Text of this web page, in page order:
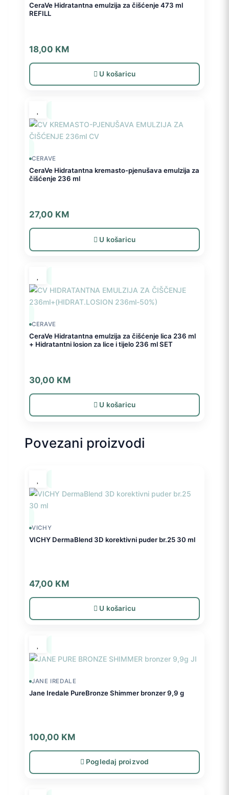
CeraVe Hidratantna emulzija za čišćenje 473 ml
REFILL
18,00 KM
U košaricu
CERAVE
CeraVe Hidratantna kremasto-pjenušava emulzija za
čišćenje 236 ml
27,00 KM
U košaricu
CERAVE
CeraVe Hidratantna emulzija za čišćenje lica 236 ml
+ Hidratantni losion za lice i tijelo 236 ml SET
30,00 KM
U košaricu
Povezani proizvodi
VICHY
VICHY DermaBlend 3D korektivni puder br.25 30 ml
47,00 KM
U košaricu
JANE IREDALE
Jane Iredale PureBronze Shimmer bronzer 9,9 g
100,00 KM
Pogledaj proizvod